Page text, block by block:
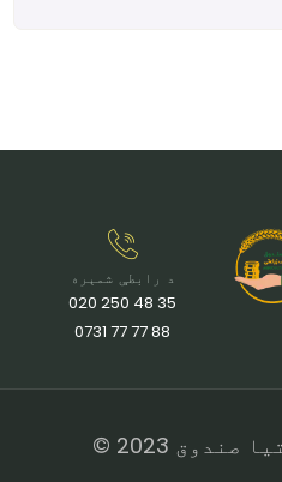
د رابطې شمېره
35 48 250 020
88 77 77 0731
2023 ©